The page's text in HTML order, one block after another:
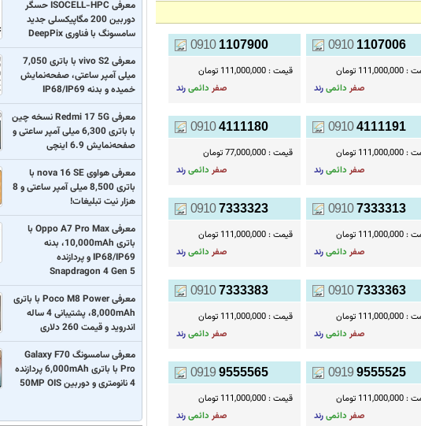
0910 1107006
:111,000,000 تومان
صفر دائمیرند
0910 1107900
قیمت :111,000,000 تومان
صفر دائمیرند
0910 4111191
:111,000,000 تومان
صفر دائمیرند
0910 4111180
قیمت :77,000,000 تومان
صفر دائمیرند
0910 7333313
:111,000,000 تومان
صفر دائمیرند
0910 7333323
قیمت :111,000,000 تومان
صفر دائمیرند
0910 7333363
:111,000,000 تومان
صفر دائمیرند
0910 7333383
قیمت :111,000,000 تومان
صفر دائمیرند
0919 9555525
:111,000,000 تومان
صفر دائمیرند
0919 9555565
قیمت :111,000,000 تومان
صفر دائمیرند
معرفی ISOCELL-HPC حسگر
دوربین 200 مگاپیکسلی جدید
سامسونگ با فناوری DeepPix
معرفی vivo S2 با باتری 7,050
میلی آمپر ساعتی، صفحه‌نمایش
خمیده و بدنه IP68/IP69
معرفی Redmi 17 5G نسخه چین
با باتری 6,300 میلی آمپر ساعتی و
صفحه‌نمایش 6.9 اینچی
معرفی هواوی nova 16 SE با
باتری 8,500 میلی آمپر ساعتی و 8
هزار نیت تبلیغات!
معرفی Oppo A7 Pro Max با
باتری 10,000mAh، بدنه
IP68/IP69 و پردازنده
Snapdragon 4 Gen 5
معرفی Poco M8 Power با باتری
8,000mAh، پشتیبانی 4 ساله
اندروید و قیمت 260 دلاری
معرفی سامسونگ Galaxy F70
Pro با باتری 6,000mAh پردازنده
4 نانومتری و دوربین 50MP OIS